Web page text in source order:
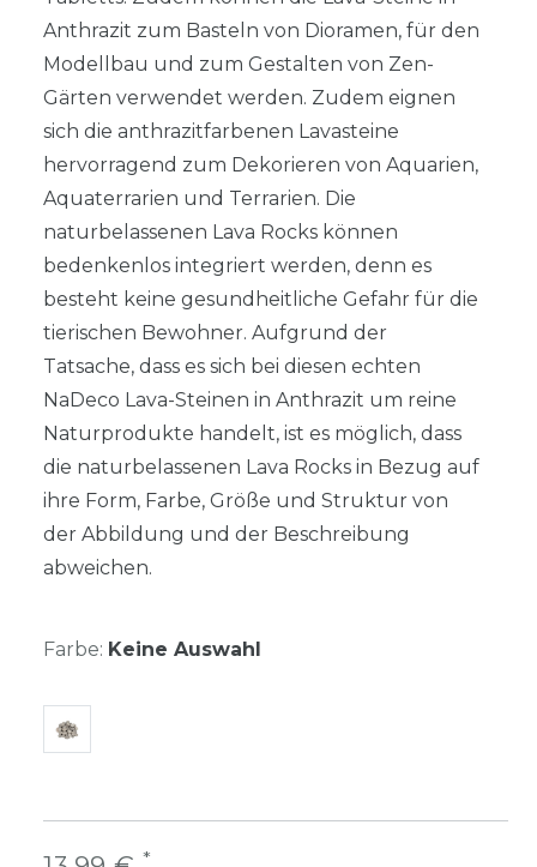
Anthrazit zum Basteln von Dioramen, für den
Modellbau und zum Gestalten von Zen-
Gärten verwendet werden. Zudem eignen
sich die anthrazitfarbenen Lavasteine
hervorragend zum Dekorieren von Aquarien,
Aquaterrarien und Terrarien. Die
naturbelassenen Lava Rocks können
bedenkenlos integriert werden, denn es
besteht keine gesundheitliche Gefahr für die
tierischen Bewohner. Aufgrund der
Tatsache, dass es sich bei diesen echten
NaDeco Lava-Steinen in Anthrazit um reine
Naturprodukte handelt, ist es möglich, dass
die naturbelassenen Lava Rocks in Bezug auf
ihre Form, Farbe, Größe und Struktur von
der Abbildung und der Beschreibung
abweichen.
Farbe: Keine Auswahl
*